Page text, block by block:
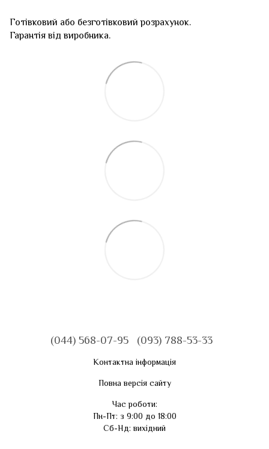
Готівковий або безготівковий розрахунок.
Гарантія від виробника.
(044) 568-07-95 (093) 788-53-33
Контактна інформація
Повна версія сайту
Час роботи:
Пн-Пт: з 9:00 до 18:00
Сб-Нд: вихідний